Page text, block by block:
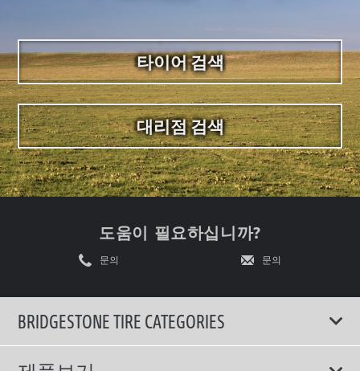
타이어 검색
대리점 검색
도움이 필요하십니까?
문의 문의
BRIDGESTONE TIRE CATEGORIES